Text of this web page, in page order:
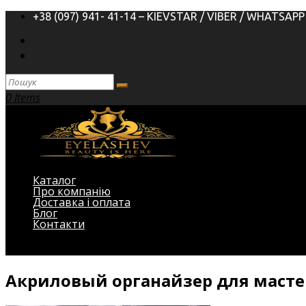
+38 (097) 941- 41-14 – KIEVSTAR / VIBER / WHATSAPP
0 Items
Каталог
Про компанію
Доставка і оплата
Блог
Контакти
Акриловый органайзер для